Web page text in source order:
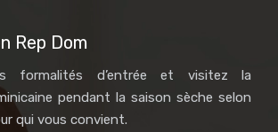
Rep Dom
formalités d’entrée et visitez la
pendant la saison sèche selon
qui vous convient.